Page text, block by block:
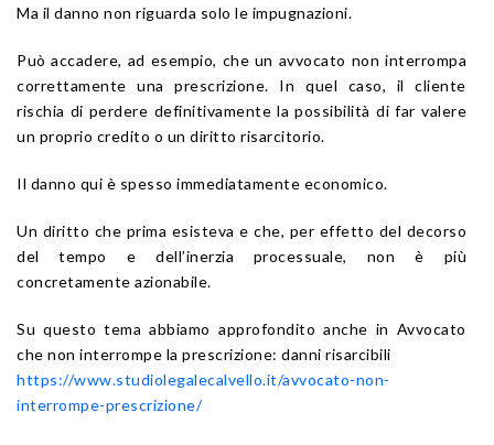
Ma il danno non riguarda solo le impugnazioni.
Può accadere, ad esempio, che un avvocato non interrompa
correttamente una prescrizione. In quel caso, il cliente
rischia di perdere definitivamente la possibilità di far valere
un proprio credito o un diritto risarcitorio.
Il danno qui è spesso immediatamente economico.
Un diritto che prima esisteva e che, per effetto del decorso
del tempo e dell’inerzia processuale, non è più
concretamente azionabile.
Su questo tema abbiamo approfondito anche in Avvocato
che non interrompe la prescrizione: danni risarcibili
https://www.studiolegalecalvello.it/avvocato-non-
interrompe-prescrizione/